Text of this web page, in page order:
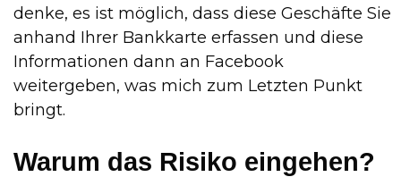
denke, es ist möglich, dass diese Geschäfte Sie
anhand Ihrer Bankkarte erfassen und diese
Informationen dann an Facebook
weitergeben, was mich zum Letzten Punkt
bringt.
Warum das Risiko eingehen?